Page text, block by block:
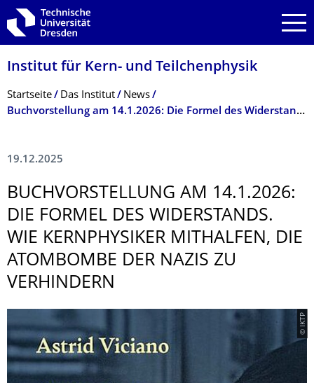
Zur Hauptnavigation springen
Zur Suche springen
Zum Inhalt springen
Institut für Kern- und Teilchenphysik
Breadcrumb-Menü
Startseite Das Institut
News
Buchvorstellung am 14.1.2026: Die Formel des Widerstands. Wie Kernphysiker mithalfen, die Atombombe der Nazis zu verhindern
19.12.2025
BUCHVORSTELLUNG AM 14.1.2026:
DIE FORMEL DES WIDERSTANDS.
WIE KERNPHYSIKER MITHALFEN, DIE
ATOMBOMBE DER NAZIS ZU
VERHINDERN
© IKTP